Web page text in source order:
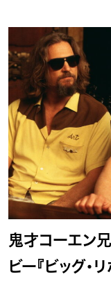
鬼才コーエン
ビー『ビッグ・